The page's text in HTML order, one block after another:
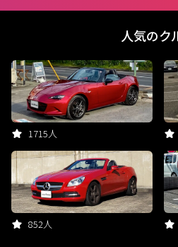
人気のク
1715人
852人